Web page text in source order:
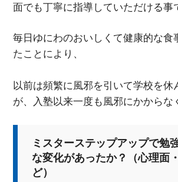
面でも丁寧に指導していただける事
毎日ゆにわのおいしくて健康的な食
たことにより、
以前は頻繁に風邪を引いて学校を休
が、入塾以来一度も風邪にかからな
ミスターステップアップで勉
な変化があったか？（心理面
ど）